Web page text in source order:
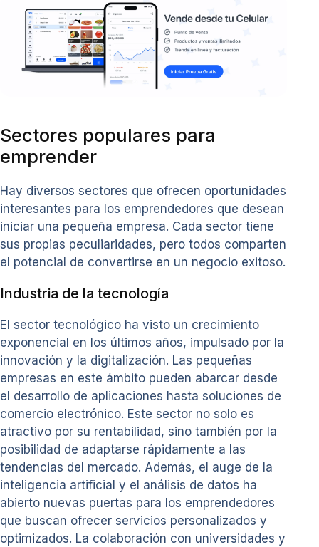
Sectores populares para
emprender
Hay diversos sectores que ofrecen oportunidades
interesantes para los emprendedores que desean
iniciar una pequeña empresa. Cada sector tiene
sus propias peculiaridades, pero todos comparten
el potencial de convertirse en un negocio exitoso.
Industria de la tecnología
El sector tecnológico ha visto un crecimiento
exponencial en los últimos años, impulsado por la
innovación y la digitalización. Las pequeñas
empresas en este ámbito pueden abarcar desde
el desarrollo de aplicaciones hasta soluciones de
comercio electrónico. Este sector no solo es
atractivo por su rentabilidad, sino también por la
posibilidad de adaptarse rápidamente a las
tendencias del mercado. Además, el auge de la
inteligencia artificial y el análisis de datos ha
abierto nuevas puertas para los emprendedores
que buscan ofrecer servicios personalizados y
optimizados. La colaboración con universidades y